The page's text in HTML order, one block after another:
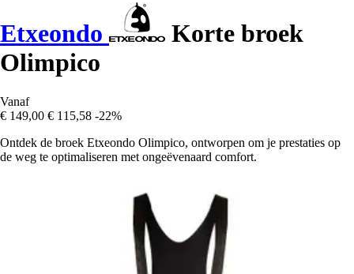
Etxeondo
Korte broek
Olimpico
Vanaf
€ 149,00 € 115,58 -22%
Ontdek de broek Etxeondo Olimpico, ontworpen om je prestaties op
de weg te optimaliseren met ongeëvenaard comfort.